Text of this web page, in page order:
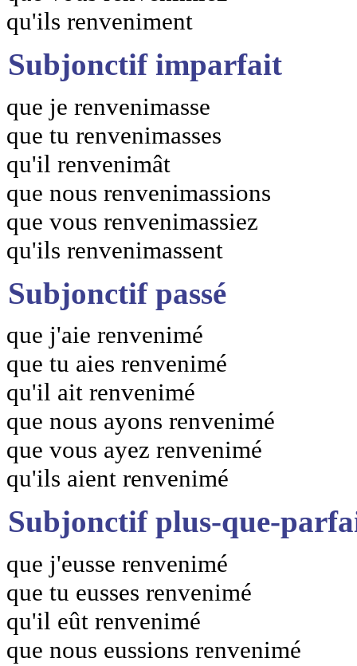
qu'ils renveniment
Subjonctif imparfait
que je renvenimasse
que tu renvenimasses
qu'il renvenimât
que nous renvenimassions
que vous renvenimassiez
qu'ils renvenimassent
Subjonctif passé
que j'aie renvenimé
que tu aies renvenimé
qu'il ait renvenimé
que nous ayons renvenimé
que vous ayez renvenimé
qu'ils aient renvenimé
Subjonctif plus-que-
que j'eusse renvenimé
que tu eusses renvenimé
qu'il eût renvenimé
que nous eussions renvenimé